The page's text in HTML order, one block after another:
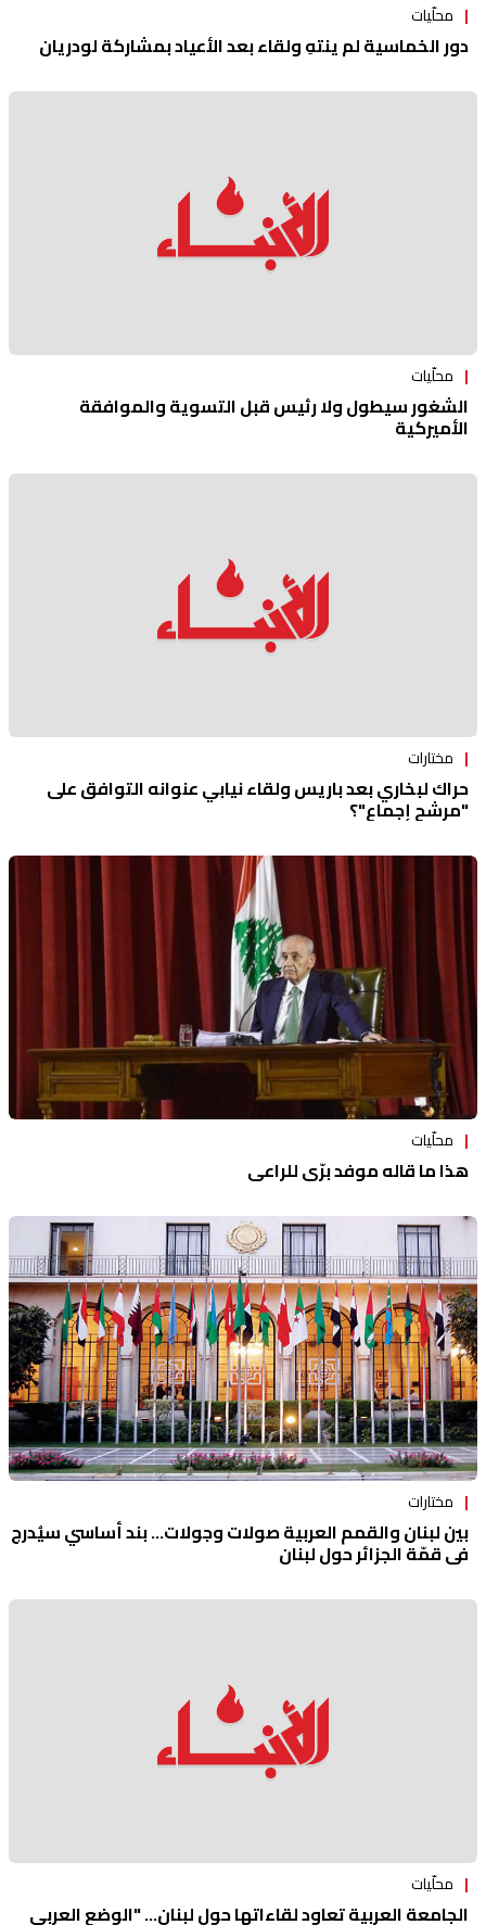
محلّيات
دور الخماسية لم ينتهِ ولقاء بعد الأعياد بمشاركة لودريان
محلّيات
الشغور سيطول ولا رئيس قبل التسوية والموافقة
الأميركية
مختارات
حراك لبخاري بعد باريس ولقاء نيابي عنوانه التوافق على
"مرشح إجماع"؟
محلّيات
هذا ما قاله موفد برّي للراعي
مختارات
بين لبنان والقمم العربية صولات وجولات... بند أساسي سيُدرج
في قمّة الجزائر حول لبنان
محلّيات
الجامعة العربية تعاود لقاءاتها حول لبنان... "الوضع العربي